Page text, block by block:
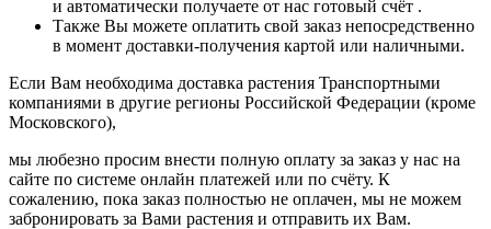
и автоматически получаете от нас готовый счёт .
Также Вы можете оплатить свой заказ непосредственно
в момент доставки-получения картой или наличными.
Если Вам необходима доставка растения Транспортными
компаниями в другие регионы Российской Федерации (кроме
Московского),
мы любезно просим внести полную оплату за заказ у нас на
сайте по системе онлайн платежей или по счёту. К
сожалению, пока заказ полностью не оплачен, мы не можем
забронировать за Вами растения и отправить их Вам.